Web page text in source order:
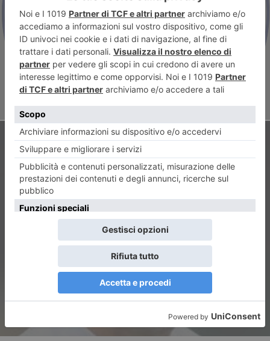
Welfare di comunità, ossia
welfare generativo
ARTICOLO SUCCESSIVO
Arriva Juric, il nuovo Mister
granata